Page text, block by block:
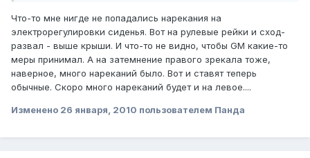
Что-то мне нигде не попадались нарекания на
электрорегулировки сиденья. Вот на рулевые рейки и сход-
развал - выше крыши. И что-то не видно, чтобы GM какие-то
меры принимал. А на затемнение правого зрекала тоже,
наверное, много нареканий было. Вот и ставят теперь
обычные. Скоро много нареканий будет и на левое....
Изменено 26 января, 2010 пользователем Панда